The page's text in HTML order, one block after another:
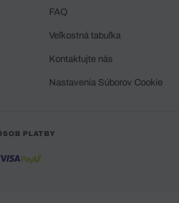
FAQ
Veľkostná tabuľka
Kontaktujte nás
Nastavenia Súborov Cookie
PLATBY